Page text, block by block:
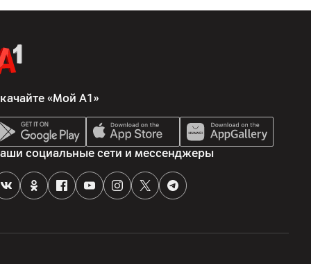
UMTS (3G) 850/900/1700/1900/2100; LTE (4G)
18/19/20/25/26/28/29/30/32/34/38/39/40/41/42/48/
28/30/38/40/41/48/53/66/70/75/76/77/78/79
«Мой А1»
социальные сети и мессенджеры